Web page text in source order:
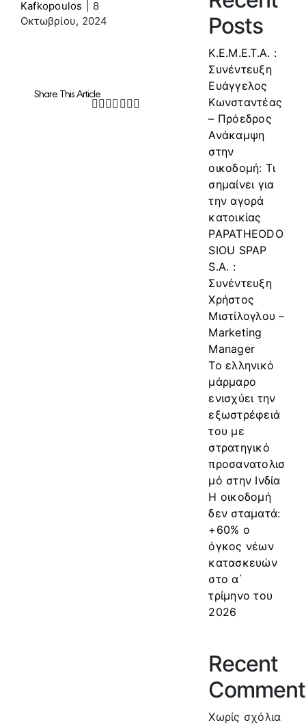
Kafkopoulos
8
Οκτωβρίου, 2024
Share This Article
Facebook
Twitter
LinkedIn
WhatsApp
Tumblr
Pinterest
Posts
Κ.Ε.Μ.Ε.Τ.Α. :
Συνέντευξη
Ευάγγελος
Κωνσταντέας
– Πρόεδρος
Ανάκαμψη
στην
οικοδομή: Τι
σημαίνει για
την αγορά
κατοικίας
PAPATHEODO
SIOU SPAP
S.A. :
Συνέντευξη
Χρήστος
Μιστίλογλου –
Marketing
Manager
Το ελληνικό
μάρμαρο
ενισχύει την
εξωστρέφειά
του με
στρατηγικό
προσανατολισ
μό στην Ινδία
Η οικοδομή
δεν σταματά:
+60% ο
όγκος νέων
κατασκευών
στο α΄
τρίμηνο του
2026
Recent
Χωρίς σχόλια